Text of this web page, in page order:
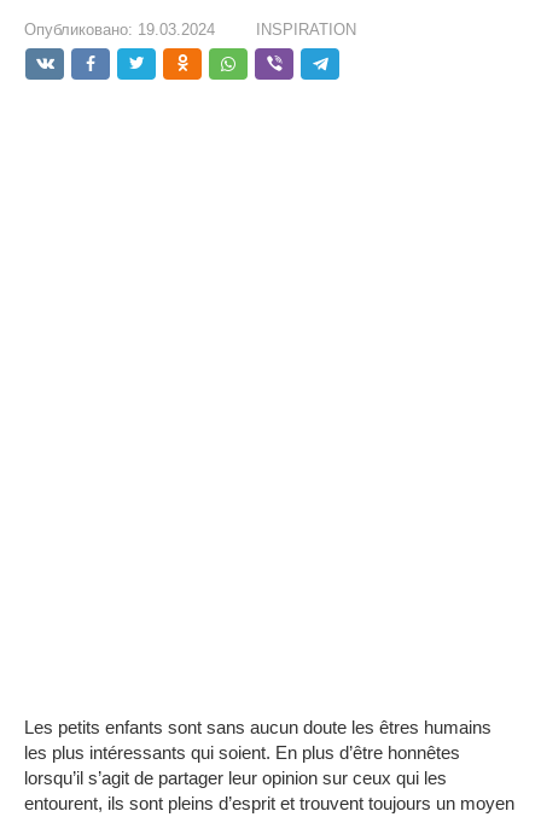
Опубликовано: 19.03.2024 INSPIRATION
Les petits enfants sont sans aucun doute les êtres humains
les plus intéressants qui soient. En plus d’être honnêtes
lorsqu’il s’agit de partager leur opinion sur ceux qui les
entourent, ils sont pleins d’esprit et trouvent toujours un moyen